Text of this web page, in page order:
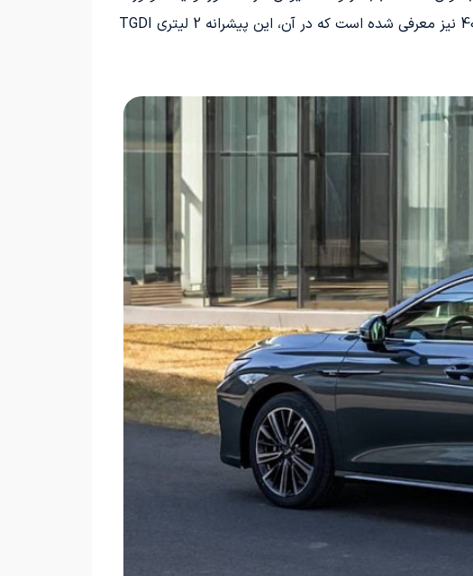
لیتری توربوشارژ با 254 اسب‌بخار قدرت و 390 نیوتن‌متر گشتاور می‌شود. به تازگی نسخه جدیدی با نام 400T نیز معرفی شده است که در آن، این پیشرانه 2 لیتری TGDI